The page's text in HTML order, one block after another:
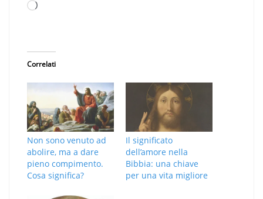
Caricamento
Correlati
Non sono venuto ad
abolire, ma a dare
pieno compimento.
Cosa significa?
Il significato
dell’amore nella
Bibbia: una chiave
per una vita migliore